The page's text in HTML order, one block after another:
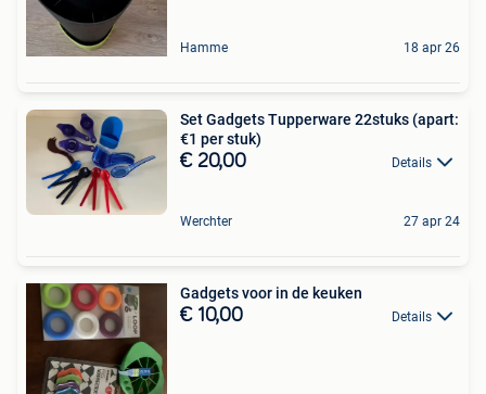
Hamme 18 apr 26
Set Gadgets Tupperware 22stuks (apart:
€1 per stuk)
€ 20,00 Details
Werchter 27 apr 24
Gadgets voor in de keuken
€ 10,00 Details